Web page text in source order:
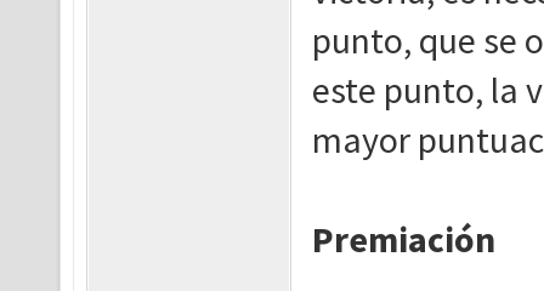
punto, que se
este punto, la
mayor
Premiación